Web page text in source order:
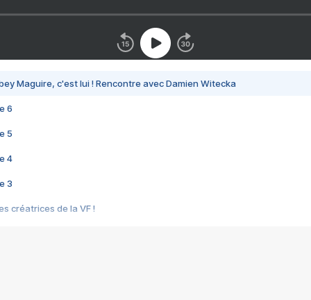
Maguire, c'est lui ! Rencontre avec Damien Witecka
6
5
4
3
créatrices de la VF !